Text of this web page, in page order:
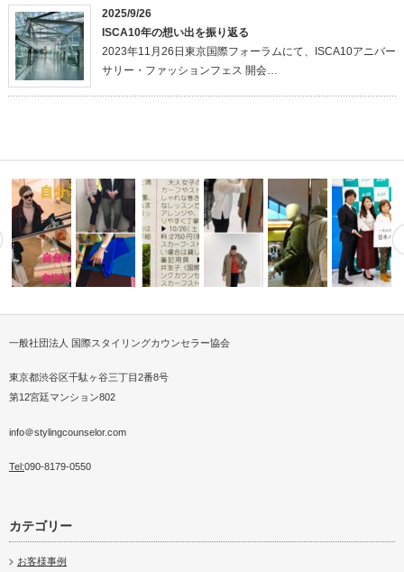
2025/9/26
ISCA10年の想い出を振り返る
2023年11月26日東京国際フォーラムにて、ISCA10アニバー
サリー・ファッションフェス 開会…
えた…ズクラス
®カルチャー…2018AWファッション撮影
一般社団法人 国際スタイリングカウンセラー協会
東京都渋谷区千駄ヶ谷三丁目2番8号
第12宮廷マンション802
info＠stylingcounselor.com
Tel:090-8179-0550
カテゴリー
お客様事例